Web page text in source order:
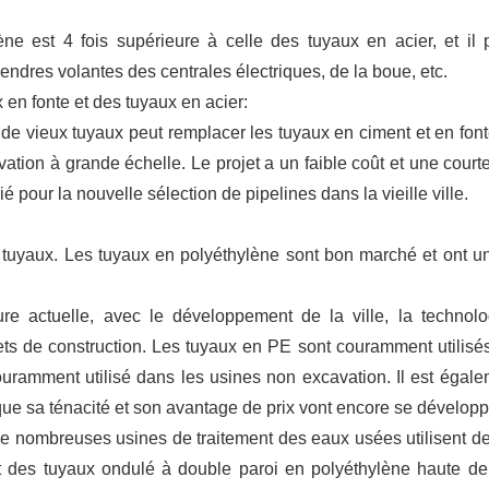
est 4 fois supérieure à celle des tuyaux en acier, et il
volantes des centrales électriques, de la boue, etc.
fonte et des tuyaux en acier:
vieux tuyaux peut remplacer les tuyaux en ciment et en
à grande échelle. Le projet a un faible coût et une
pour la nouvelle sélection de pipelines dans la vieille ville.
Les tuyaux en polyéthylène sont bon marché et ont
actuelle, avec le développement de la ville, la
de construction. Les tuyaux en PE sont couramment
utilisé dans les usines non excavation. Il est
sa ténacité et son avantage de prix vont encore se
nombreuses usines de traitement des eaux usées utilisent
tuyaux ondulé à double paroi en polyéthylène haute